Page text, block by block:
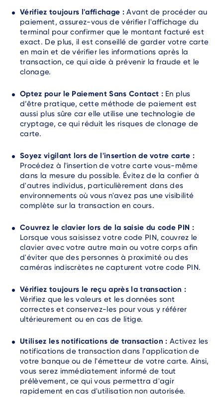
Vérifiez toujours l'affichage :Avant de procéder au
paiement, assurez-vous de vérifier l'affichage du
terminal pour confirmer que le montant facturé est
exact. De plus, il est conseillé de garder votre carte
en main et de vérifier les informations après la
transaction, ce qui aide à prévenir la fraude et le
clonage.
Optez pour le Paiement Sans Contact :En plus
d’être pratique, cette méthode de paiement est
aussi plus sûre car elle utilise une technologie de
cryptage, ce qui réduit les risques de clonage de
carte.
Soyez vigilant lors de l'insertion de votre carte :
Procédez à l'insertion de votre carte vous-même
dans la mesure du possible. Évitez de la confier à
d'autres individus, particulièrement dans des
environnements où vous n'avez pas une visibilité
complète sur la transaction en cours.
Couvrez le clavier lors de la saisie du code PIN :
Lorsque vous saisissez votre code PIN, couvrez le
clavier avec votre autre main ou votre corps afin
d'éviter que des personnes à proximité ou des
caméras indiscrètes ne capturent votre code PIN.
Vérifiez toujours le reçu après la transaction :
Vérifiez que les valeurs et les données sont
correctes et conservez-les pour vous y référer
ultérieurement ou en cas de litige.
Utilisez les notifications de transaction : Activez les
notifications de transaction dans l'application de
votre banque ou de l'émetteur de votre carte. Ainsi,
vous serez immédiatement informé de tout
prélèvement, ce qui vous permettra d'agir
rapidement en cas d'utilisation non autorisée.